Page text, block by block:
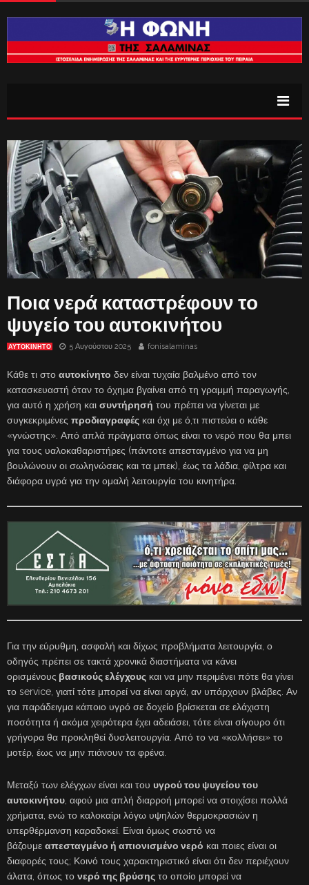
Ποια νερά καταστρέφουν το
ψυγείο του αυτοκινήτου
ΑΥΤΟΚΙΝΗΤΟ 5 Αυγούστου 2025 fonisalaminas
Κάθε τι στο αυτοκίνητο δεν είναι τυχαία βαλμένο από τον
κατασκευαστή όταν το όχημα βγαίνει από τη γραμμή παραγωγής,
για αυτό η χρήση και συντήρησή του πρέπει να γίνεται με
συγκεκριμένες προδιαγραφές και όχι με ό,τι πιστεύει ο κάθε
«γνώστης». Από απλά πράγματα όπως είναι το νερό που θα μπει
για τους υαλοκαθαριστήρες (πάντοτε απεσταγμένο για να μη
βουλώνουν οι σωληνώσεις και τα μπεκ), έως τα λάδια, φίλτρα και
διάφορα υγρά για την ομαλή λειτουργία του κινητήρα.
Για την εύρυθμη, ασφαλή και δίχως προβλήματα λειτουργία, ο
οδηγός πρέπει σε τακτά χρονικά διαστήματα να κάνει
ορισμένους βασικούς ελέγχους και να μην περιμένει πότε θα γίνει
το service, γιατί τότε μπορεί να είναι αργά, αν υπάρχουν βλάβες. Αν
για παράδειγμα κάποιο υγρό σε δοχείο βρίσκεται σε ελάχιστη
ποσότητα ή ακόμα χειρότερα έχει αδειάσει, τότε είναι σίγουρο ότι
γρήγορα θα προκληθεί δυσλειτουργία. Από το να «κολλήσει» το
μοτέρ, έως να μην πιάνουν τα φρένα.
Μεταξύ των ελέγχων είναι και του υγρού του ψυγείου του
αυτοκινήτου, αφού μια απλή διαρροή μπορεί να στοιχίσει πολλά
χρήματα, ενώ το καλοκαίρι λόγω υψηλών θερμοκρασιών η
υπερθέρμανση καραδοκεί. Είναι όμως σωστό να
βάζουμε απεσταγμένο ή απιονισμένο νερό και ποιες είναι οι
διαφορές τους; Κοινό τους χαρακτηριστικό είναι ότι δεν περιέχουν
άλατα, όπως το νερό της βρύσης το οποίο μπορεί να